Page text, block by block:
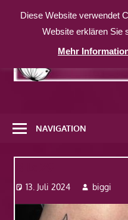
Inhalt
weitere
Website
NAVIGATION
13. Juli 2024 biggi
Diese Website verwendet
Website erklären Sie
Mehr